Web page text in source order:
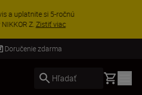
| Ušetrite 15 % na
a doplňte si svoju
ešte dne...Nakupovať
do 3 – 4 pracovných dní
Hľadať Basket